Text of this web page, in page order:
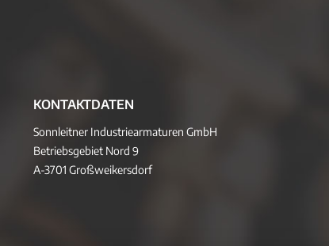
KONTAKTDATEN
Sonnleitner Industriearmaturen GmbH
Betriebsgebiet Nord 9
A-3701 Großweikersdorf